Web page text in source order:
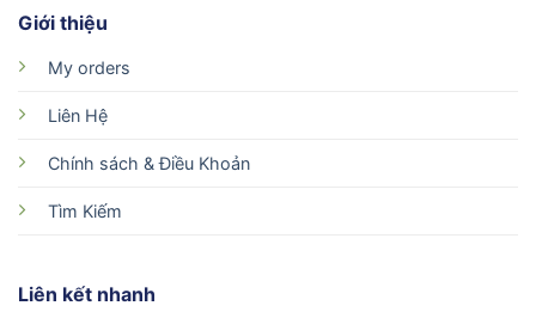
Giới thiệu
My orders
Liên Hệ
Chính sách & Điều Khoản
Tìm Kiếm
Liên kết nhanh